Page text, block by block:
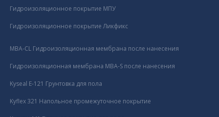
Гидроизоляционное покрытие МПУ
Гидроизоляционное покрытие Ликфикс
MBA-CL Гидроизоляционная мембрана после нанесения
Гидроизоляционная мембрана MBA-S после нанесения
Kyseal E-121 Грунтовка для пола
Kyflex 321 Напольное промежуточное покрытие